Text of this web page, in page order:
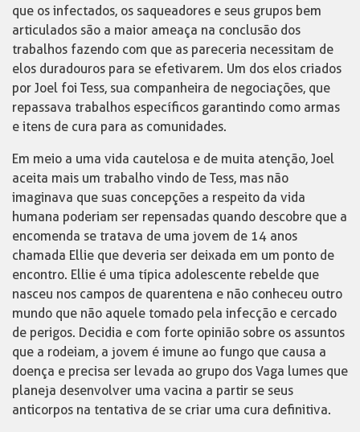
que os infectados, os saqueadores e seus grupos bem
articulados são a maior ameaça na conclusão dos
trabalhos fazendo com que as pareceria necessitam de
elos duradouros para se efetivarem. Um dos elos criados
por Joel foi Tess, sua companheira de negociações, que
repassava trabalhos específicos garantindo como armas
e itens de cura para as comunidades.
Em meio a uma vida cautelosa e de muita atenção, Joel
aceita mais um trabalho vindo de Tess, mas não
imaginava que suas concepções a respeito da vida
humana poderiam ser repensadas quando descobre que a
encomenda se tratava de uma jovem de 14 anos
chamada Ellie que deveria ser deixada em um ponto de
encontro. Ellie é uma típica adolescente rebelde que
nasceu nos campos de quarentena e não conheceu outro
mundo que não aquele tomado pela infecção e cercado
de perigos. Decidia e com forte opinião sobre os assuntos
que a rodeiam, a jovem é imune ao fungo que causa a
doença e precisa ser levada ao grupo dos Vaga lumes que
planeja desenvolver uma vacina a partir se seus
anticorpos na tentativa de se criar uma cura definitiva.